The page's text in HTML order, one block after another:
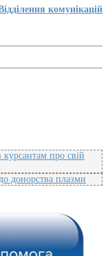
комунікацій
про свій
донорства плазми